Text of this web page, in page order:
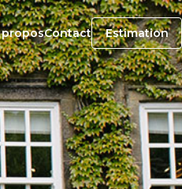
proposContact Estimation